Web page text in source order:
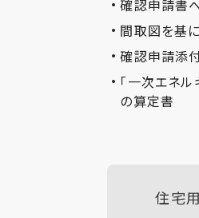
確認申請書
間取図を基に
確認申請添
「一次エネ
の算定書
住宅